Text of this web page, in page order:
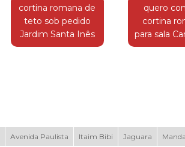
cortina romana de
teto sob pedido
Jardim Santa Inês
quero
cortina
para sala
Avenida Paulista Itaim Bibi Jaguara